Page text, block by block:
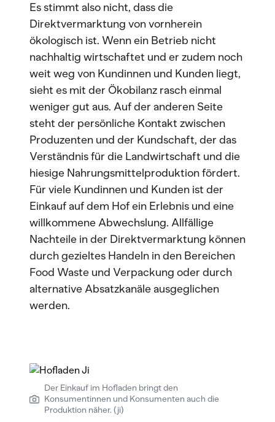
Es stimmt also nicht, dass die
Direktvermarktung von vornherein
ökologisch ist. Wenn ein Betrieb nicht
nachhaltig wirtschaftet und er zudem noch
weit weg von Kundinnen und Kunden liegt,
sieht es mit der Ökobilanz rasch einmal
weniger gut aus. Auf der anderen Seite
steht der persönliche Kontakt zwischen
Produzenten und der Kundschaft, der das
Verständnis für die Landwirtschaft und die
hiesige Nahrungsmittelproduktion fördert.
Für viele Kundinnen und Kunden ist der
Einkauf auf dem Hof ein Erlebnis und eine
willkommene Abwechslung. Allfällige
Nachteile in der Direktvermarktung können
durch gezieltes Handeln in den Bereichen
Food Waste und Verpackung oder durch
alternative Absatzkanäle ausgeglichen
werden.
Der Einkauf im Hofladen bringt den
Konsumentinnen und Konsumenten auch die
Produktion näher. (ji)